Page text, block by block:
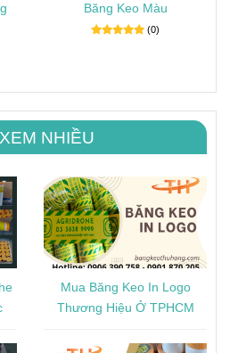
Băng Keo Màu
(0)
NHIỀU
Mua Băng Keo In Logo
Thương Hiệu Ở TPHCM